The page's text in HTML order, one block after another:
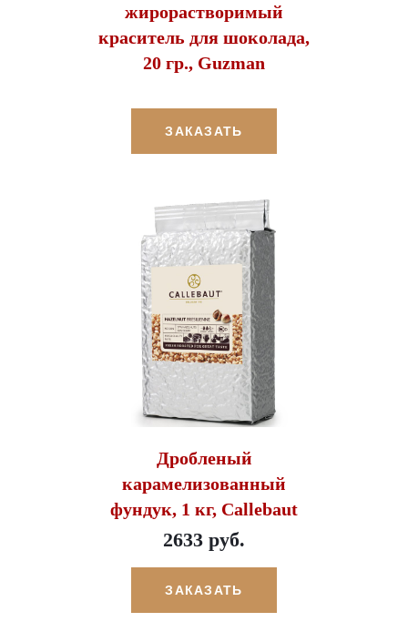
жирорастворимый
краситель для шоколада,
20 гр., Guzman
ЗАКАЗАТЬ
Дробленый
карамелизованный
фундук, 1 кг, Callebaut
2633 руб.
ЗАКАЗАТЬ